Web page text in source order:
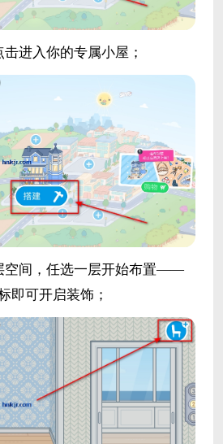
进入你的专属小屋；
空间，任选一层开始布置——
即可开启装饰；